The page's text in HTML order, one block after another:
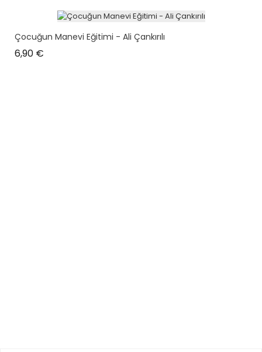
Çocuğun Manevi Eğitimi - Ali Çankırılı
6,90 €